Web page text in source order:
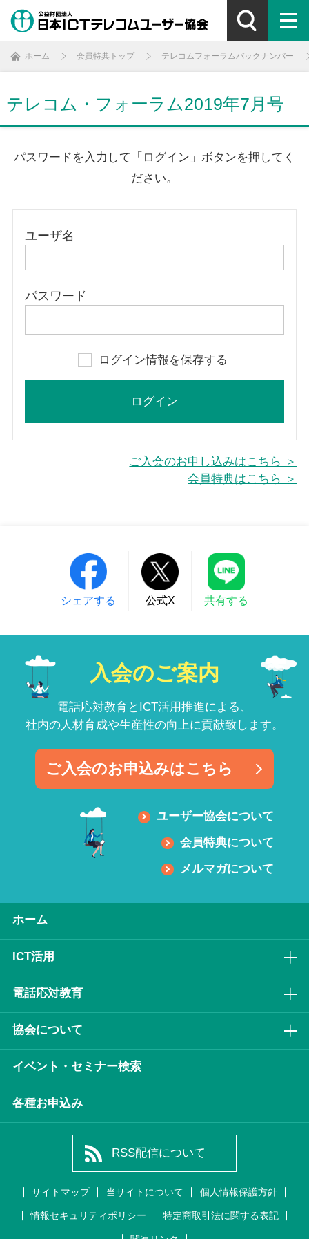
ホーム 会員特典トップ テレコムフォーラムバックナンバー
テレコム・フォーラム2019年7月号
パスワードを入力して「ログイン」ボタンを押してく
ださい。
ユーザ名
パスワード
ログイン情報を保存する
ご入会のお申し込みはこちら ＞
会員特典はこちら ＞
シェアする 公式X 共有する
入会のご案内
電話応対教育とICT活用推進による、
社内の人材育成や生産性の向上に貢献致します。
ご入会のお申込みはこちら
ユーザー協会について
会員特典について
メルマガについて
ホーム
ICT活⽤
電話応対教育
協会について
イベント・セミナー検索
各種お申込み
RSS配信について
サイトマップ 当サイトについて 個人情報保護方針
情報セキュリティポリシー 特定商取引法に関する表記